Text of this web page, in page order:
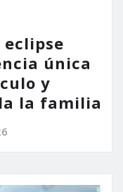
única
y
la familia